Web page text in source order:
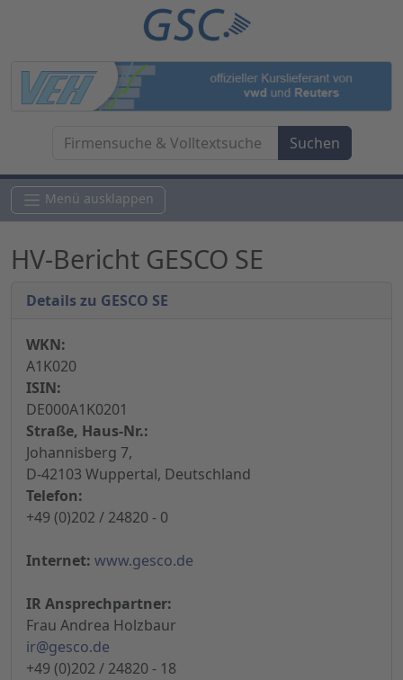
Menü ausklappen
HV-Bericht GESCO SE
Details zu GESCO SE
WKN:
A1K020
ISIN:
DE000A1K0201
Straße, Haus-Nr.:
Johannisberg 7,
D-42103 Wuppertal, Deutschland
Telefon:
+49 (0)202 / 24820 - 0
Internet: www.gesco.de
IR Ansprechpartner:
Frau Andrea Holzbaur
ir@gesco.de
+49 (0)202 / 24820 - 18